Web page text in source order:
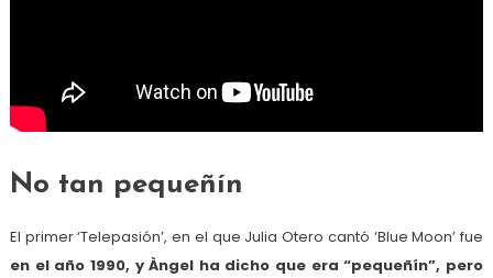
No tan pequeñín
El primer ‘Telepasión’, en el que Julia Otero cantó ‘Blue Moon’ fue
en el año 1990, y Àngel ha dicho que era “pequeñín”, pero